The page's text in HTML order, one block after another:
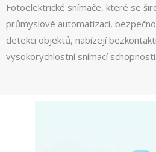
Fotoelektrické snímače, které se
průmyslové automatizaci,
detekci objektů, nabízejí
vysokorychlostní snímací schopnosti.